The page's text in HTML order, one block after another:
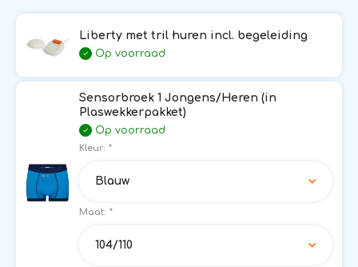
Liberty met tril huren incl. begeleiding
Op voorraad
Sensorbroek 1 Jongens/Heren (in
Plaswekkerpakket)
Op voorraad
Kleur: *
Blauw
Maat: *
104/110